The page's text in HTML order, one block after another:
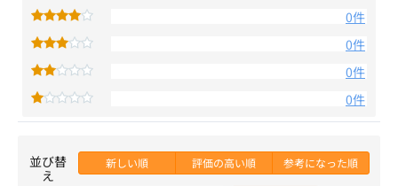
0件
0件
0件
0件
並び替
え
新しい順 評価の高い順 参考になった順